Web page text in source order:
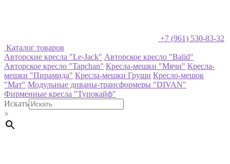
+7 (961) 530-83-32
Каталог товаров
Авторские кресла "Le-Jack" Авторское кресло "Balid"
Авторское кресло "Tapchan" Кресла-мешки "Мячи" Кресла-
мешки "Пирамида" Кресла-мешки Груши Кресло-мешок
"Мат" Модульные диваны-трансформеры "DIVAN"
Фирменные кресла "Тупокайф"
Искать
×